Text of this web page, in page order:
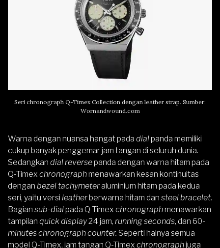
Seri chronograph Q-Timex Collection dengan leather strap. Sumber:
Wornandwound.com
Warna dengan nuansa hangat pada dialpanda memiliki
cukup banyak penggemar jam tangan di seluruh dunia.
Sedangkan dial reversepanda dengan warna hitam pada
Q-Timex chronographmenawarkan kesan kontinuitas
dengan bezel tachymeteraluminium hitam pada kedua
seri, yaitu versi leather berwarna hitam dan steel bracelet.
Bagian sub-dialpada Q Timex chronographmenawarkan
tampilan quick display24 jam, running seconds, dan 60-
minutes chronograph counter. Seperti halnya semua
model Q-Timex, jam tangan Q-Timex chronographjuga